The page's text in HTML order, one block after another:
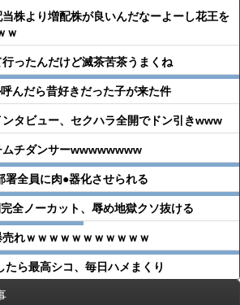
当株より増配株が良いんだなーよーし花王を
ｗ
ったんだけど滅茶苦茶うまくね
呼んだら昔好きだった子が来た件
ンタビュー、セクハラ全開でドン引きwww
ムチダンサーwwwwwwww
署全員に肉●︎器化させられる
全ノーカット、辱め地獄クソ抜ける
売れｗｗｗｗｗｗｗｗｗｗｗ
たら最高シコ、毎日ハメまくり